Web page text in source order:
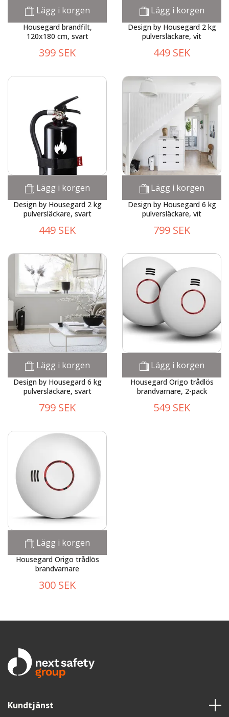
Lägg i korgen
Housegard brandfilt,
120x180 cm, svart
399 SEK
Lägg i korgen
Design by Housegard 2 kg
pulversläckare, vit
449 SEK
Lägg i korgen
Design by Housegard 2 kg
pulversläckare, svart
449 SEK
Lägg i korgen
Design by Housegard 6 kg
pulversläckare, vit
799 SEK
Lägg i korgen
Design by Housegard 6 kg
pulversläckare, svart
799 SEK
Lägg i korgen
Housegard Origo trådlös
brandvarnare, 2-pack
549 SEK
Lägg i korgen
Housegard Origo trådlös
brandvarnare
300 SEK
Kundtjänst